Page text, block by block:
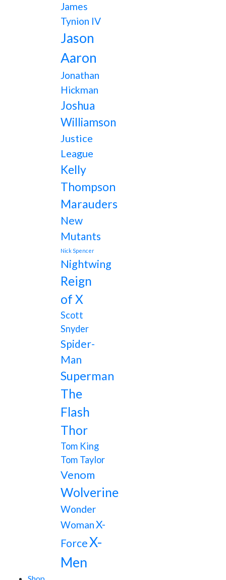
James
Tynion IV
Jason
Aaron
Jonathan
Hickman
Joshua
Williamson
Justice
League
Kelly
Thompson
Marauders
New
Mutants
Nick Spencer
Nightwing
Reign
of X
Scott
Snyder
Spider-
Man
Superman
The
Flash
Thor
Tom King
Tom Taylor
Venom
Wolverine
Wonder
WomanX-
ForceX-
Men